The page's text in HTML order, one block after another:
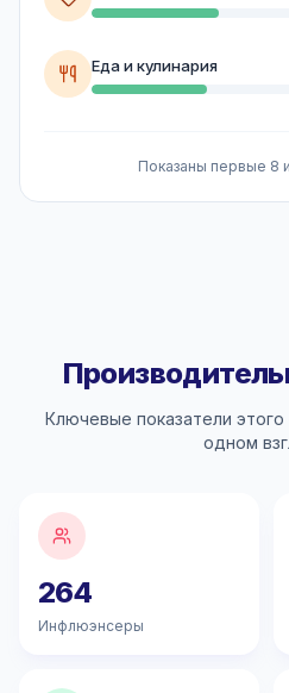
Еда и кулинария
Показаны первые 8
Ключевые показатели
одном
264
Инфлюэнсеры